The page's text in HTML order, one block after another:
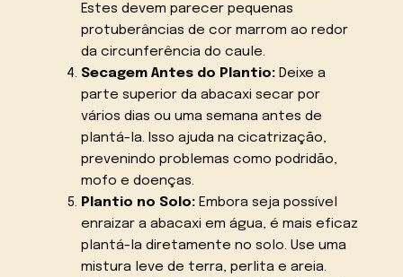
Estes devem parecer pequenas
protuberâncias de cor marrom ao redor
da circunferência do caule.
Secagem Antes do Plantio:Deixe a
parte superior da abacaxi secar por
vários dias ou uma semana antes de
plantá-la. Isso ajuda na cicatrização,
prevenindo problemas como podridão,
mofo e doenças.
Plantio no Solo:Embora seja possível
enraizar a abacaxi em água, é mais eficaz
plantá-la diretamente no solo. Use uma
mistura leve de terra, perlita e areia.